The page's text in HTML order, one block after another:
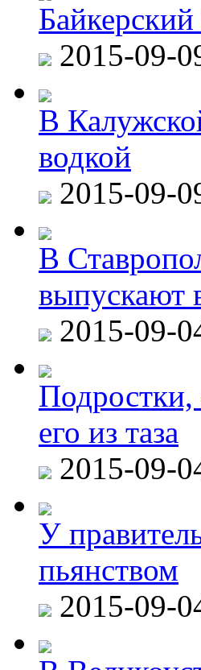
2015-09-
В
водкой
2015-09-
В
выпускают
2015-09-
Подростки,
его из таза
2015-09-
У
пьянством
2015-09-